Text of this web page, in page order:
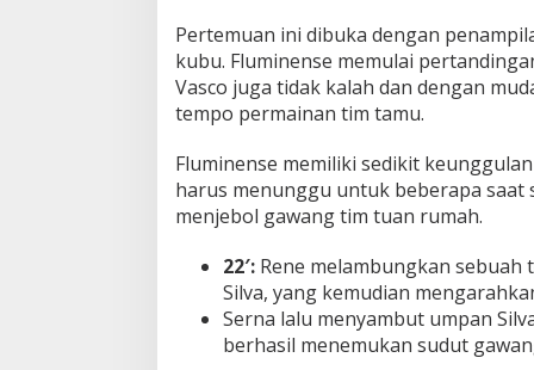
s
e
M
e
n
j
u
T
i
e
t
F
i
n
Pertemuan ini dibuka dengan
kubu. Fluminense memulai
Vasco juga tidak kalah dan dengan
tempo permainan tim tamu.
Fluminense memiliki sedikit
harus menunggu untuk beberapa saat
menjebol gawang tim tuan rumah.
22′: Rene melambungkan
Silva, yang kemudian
Serna lalu menyambut umpan
berhasil menemukan sudut